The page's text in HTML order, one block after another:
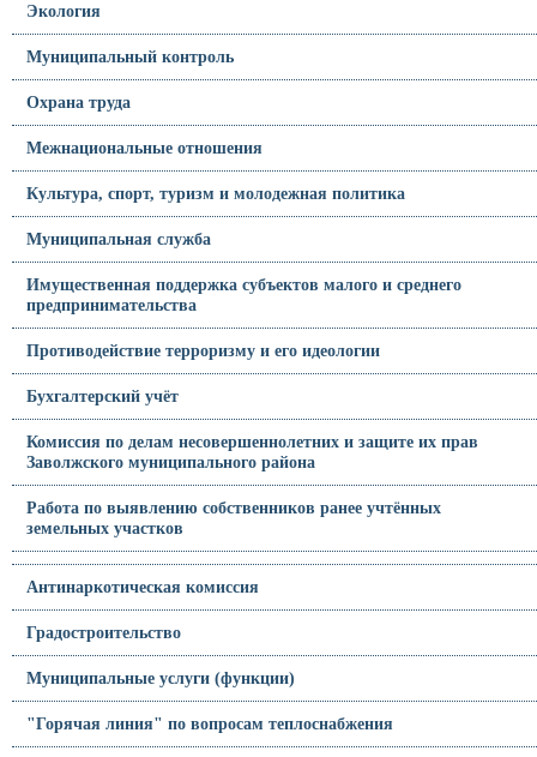
Экология
Муниципальный контроль
Охрана труда
Межнациональные отношения
Культура, спорт, туризм и молодежная политика
Муниципальная служба
Имущественная поддержка субъектов малого и среднего
предпринимательства
Противодействие терроризму и его идеологии
Бухгалтерский учёт
Комиссия по делам несовершеннолетних и защите их прав
Заволжского муниципального района
Работа по выявлению собственников ранее учтённых
земельных участков
Антинаркотическая комиссия
Градостроительство
Муниципальные услуги (функции)
"Горячая линия" по вопросам теплоснабжения